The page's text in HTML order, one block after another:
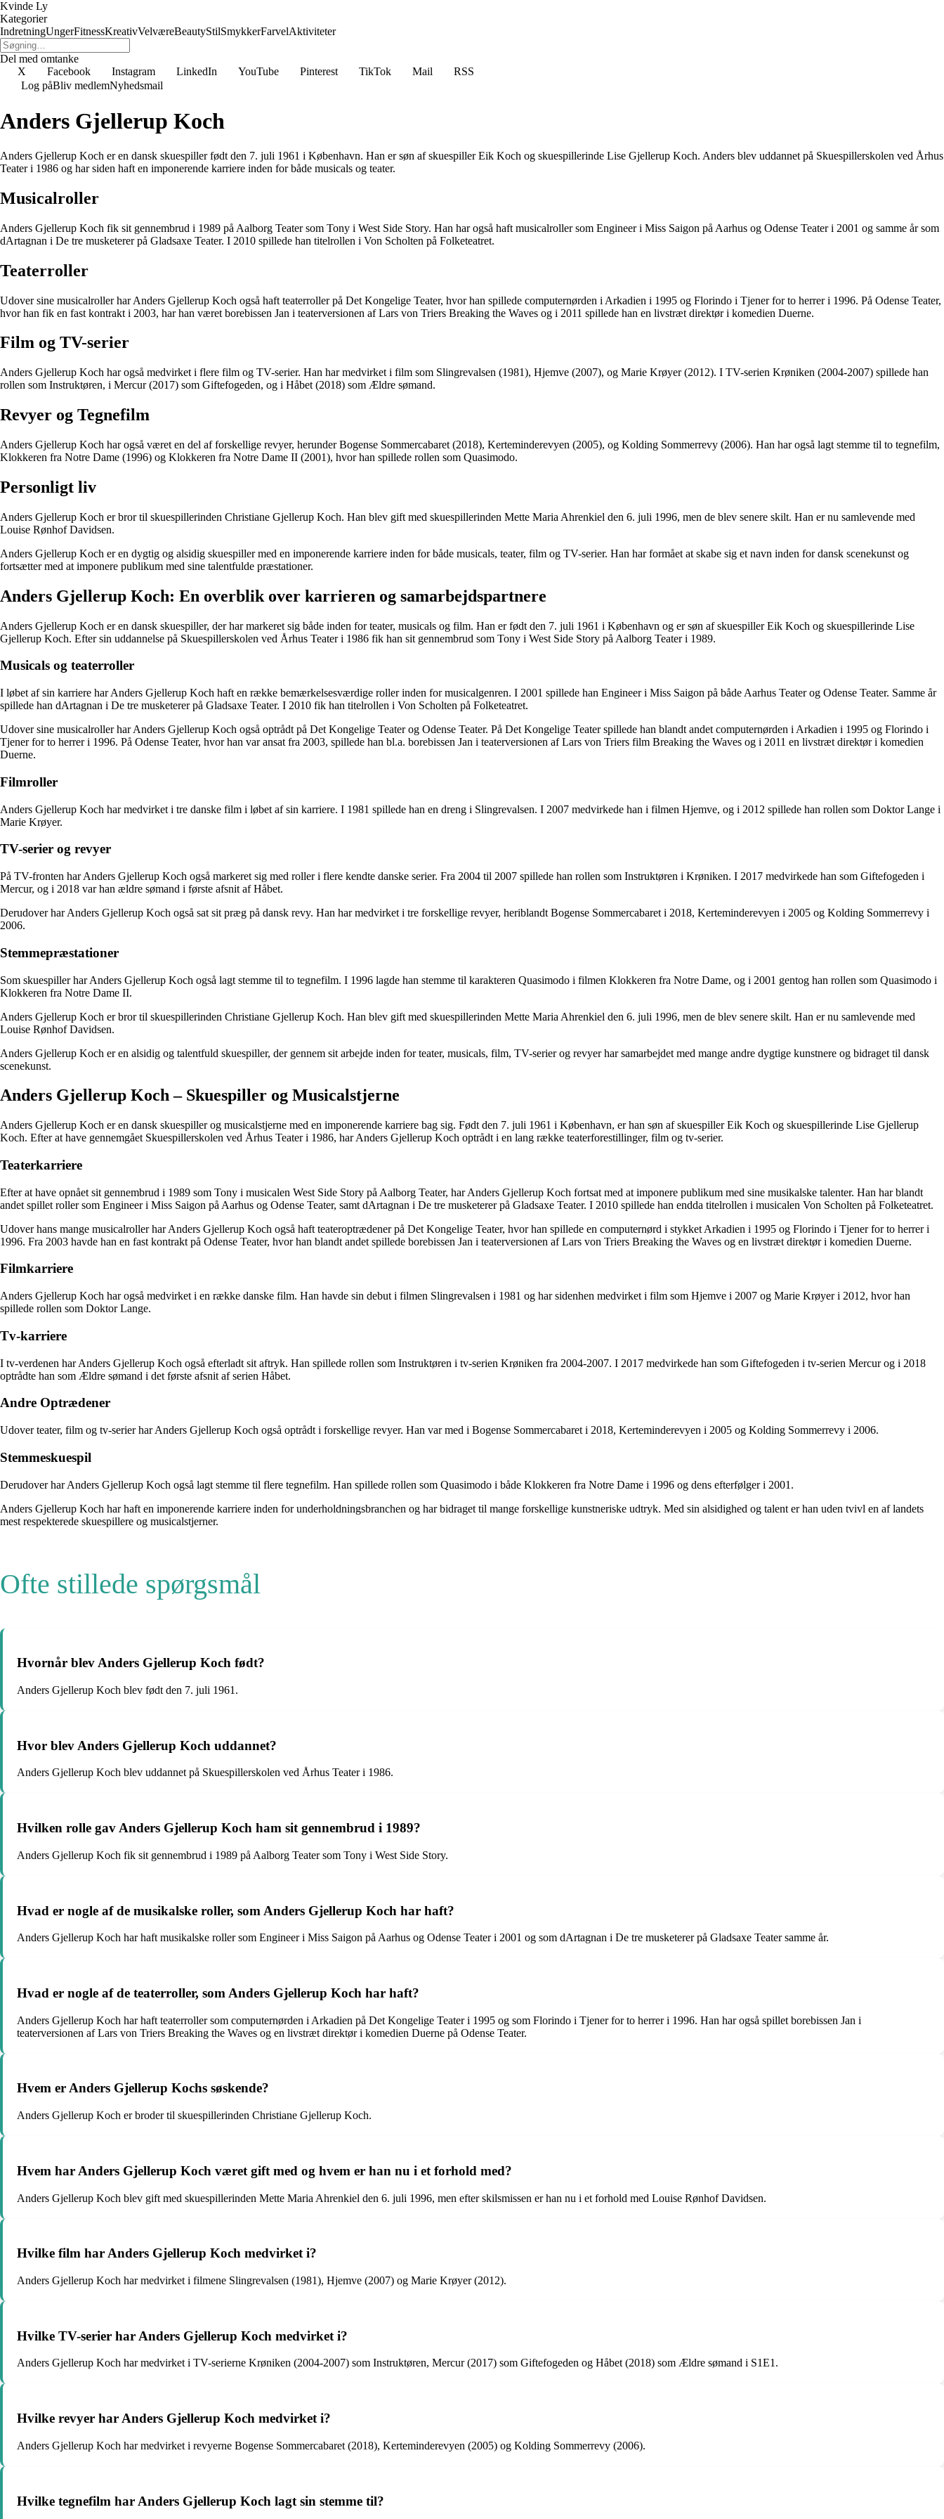
Kvinde Ly
Kategorier
IndretningUngerFitnessKreativVelværeBeautyStilSmykkerFarvelAktiviteter
Del med omtanke
X
Facebook Instagram LinkedIn YouTube Pinterest TikTok Mail
RSS
Log påBliv medlemNyhedsmail
Anders Gjellerup Koch
Anders Gjellerup Koch er en dansk skuespiller født den 7. juli 1961 i København. Han er søn af skuespiller Eik Koch og skuespillerinde Lise Gjellerup Koch. Anders blev uddannet på Skuespillerskolen ved Århus
Teater i 1986 og har siden haft en imponerende karriere inden for både musicals og teater.
Musicalroller
Anders Gjellerup Koch fik sit gennembrud i 1989 på Aalborg Teater som Tony i West Side Story. Han har også haft musicalroller som Engineer i Miss Saigon på Aarhus og Odense Teater i 2001 og samme år som
dArtagnan i De tre musketerer på Gladsaxe Teater. I 2010 spillede han titelrollen i Von Scholten på Folketeatret.
Teaterroller
Udover sine musicalroller har Anders Gjellerup Koch også haft teaterroller på Det Kongelige Teater, hvor han spillede computernørden i Arkadien i 1995 og Florindo i Tjener for to herrer i 1996. På Odense Teater,
hvor han fik en fast kontrakt i 2003, har han været borebissen Jan i teaterversionen af Lars von Triers Breaking the Waves og i 2011 spillede han en livstræt direktør i komedien Duerne.
Film og TV-serier
Anders Gjellerup Koch har også medvirket i flere film og TV-serier. Han har medvirket i film som Slingrevalsen (1981), Hjemve (2007), og Marie Krøyer (2012). I TV-serien Krøniken (2004-2007) spillede han
rollen som Instruktøren, i Mercur (2017) som Giftefogeden, og i Håbet (2018) som Ældre sømand.
Revyer og Tegnefilm
Anders Gjellerup Koch har også været en del af forskellige revyer, herunder Bogense Sommercabaret (2018), Kerteminderevyen (2005), og Kolding Sommerrevy (2006). Han har også lagt stemme til to tegnefilm,
Klokkeren fra Notre Dame (1996) og Klokkeren fra Notre Dame II (2001), hvor han spillede rollen som Quasimodo.
Personligt liv
Anders Gjellerup Koch er bror til skuespillerinden Christiane Gjellerup Koch. Han blev gift med skuespillerinden Mette Maria Ahrenkiel den 6. juli 1996, men de blev senere skilt. Han er nu samlevende med
Louise Rønhof Davidsen.
Anders Gjellerup Koch er en dygtig og alsidig skuespiller med en imponerende karriere inden for både musicals, teater, film og TV-serier. Han har formået at skabe sig et navn inden for dansk scenekunst og
fortsætter med at imponere publikum med sine talentfulde præstationer.
Anders Gjellerup Koch: En overblik over karrieren og samarbejdspartnere
Anders Gjellerup Koch er en dansk skuespiller, der har markeret sig både inden for teater, musicals og film. Han er født den 7. juli 1961 i København og er søn af skuespiller Eik Koch og skuespillerinde Lise
Gjellerup Koch. Efter sin uddannelse på Skuespillerskolen ved Århus Teater i 1986 fik han sit gennembrud som Tony i West Side Story på Aalborg Teater i 1989.
Musicals og teaterroller
I løbet af sin karriere har Anders Gjellerup Koch haft en række bemærkelsesværdige roller inden for musicalgenren. I 2001 spillede han Engineer i Miss Saigon på både Aarhus Teater og Odense Teater. Samme år
spillede han dArtagnan i De tre musketerer på Gladsaxe Teater. I 2010 fik han titelrollen i Von Scholten på Folketeatret.
Udover sine musicalroller har Anders Gjellerup Koch også optrådt på Det Kongelige Teater og Odense Teater. På Det Kongelige Teater spillede han blandt andet computernørden i Arkadien i 1995 og Florindo i
Tjener for to herrer i 1996. På Odense Teater, hvor han var ansat fra 2003, spillede han bl.a. borebissen Jan i teaterversionen af Lars von Triers film Breaking the Waves og i 2011 en livstræt direktør i komedien
Duerne.
Filmroller
Anders Gjellerup Koch har medvirket i tre danske film i løbet af sin karriere. I 1981 spillede han en dreng i Slingrevalsen. I 2007 medvirkede han i filmen Hjemve, og i 2012 spillede han rollen som Doktor Lange i
Marie Krøyer.
TV-serier og revyer
På TV-fronten har Anders Gjellerup Koch også markeret sig med roller i flere kendte danske serier. Fra 2004 til 2007 spillede han rollen som Instruktøren i Krøniken. I 2017 medvirkede han som Giftefogeden i
Mercur, og i 2018 var han ældre sømand i første afsnit af Håbet.
Derudover har Anders Gjellerup Koch også sat sit præg på dansk revy. Han har medvirket i tre forskellige revyer, heriblandt Bogense Sommercabaret i 2018, Kerteminderevyen i 2005 og Kolding Sommerrevy i
2006.
Stemmepræstationer
Som skuespiller har Anders Gjellerup Koch også lagt stemme til to tegnefilm. I 1996 lagde han stemme til karakteren Quasimodo i filmen Klokkeren fra Notre Dame, og i 2001 gentog han rollen som Quasimodo i
Klokkeren fra Notre Dame II.
Anders Gjellerup Koch er bror til skuespillerinden Christiane Gjellerup Koch. Han blev gift med skuespillerinden Mette Maria Ahrenkiel den 6. juli 1996, men de blev senere skilt. Han er nu samlevende med
Louise Rønhof Davidsen.
Anders Gjellerup Koch er en alsidig og talentfuld skuespiller, der gennem sit arbejde inden for teater, musicals, film, TV-serier og revyer har samarbejdet med mange andre dygtige kunstnere og bidraget til dansk
scenekunst.
Anders Gjellerup Koch – Skuespiller og Musicalstjerne
Anders Gjellerup Koch er en dansk skuespiller og musicalstjerne med en imponerende karriere bag sig. Født den 7. juli 1961 i København, er han søn af skuespiller Eik Koch og skuespillerinde Lise Gjellerup
Koch. Efter at have gennemgået Skuespillerskolen ved Århus Teater i 1986, har Anders Gjellerup Koch optrådt i en lang række teaterforestillinger, film og tv-serier.
Teaterkarriere
Efter at have opnået sit gennembrud i 1989 som Tony i musicalen West Side Story på Aalborg Teater, har Anders Gjellerup Koch fortsat med at imponere publikum med sine musikalske talenter. Han har blandt
andet spillet roller som Engineer i Miss Saigon på Aarhus og Odense Teater, samt dArtagnan i De tre musketerer på Gladsaxe Teater. I 2010 spillede han endda titelrollen i musicalen Von Scholten på Folketeatret.
Udover hans mange musicalroller har Anders Gjellerup Koch også haft teateroptrædener på Det Kongelige Teater, hvor han spillede en computernørd i stykket Arkadien i 1995 og Florindo i Tjener for to herrer i
1996. Fra 2003 havde han en fast kontrakt på Odense Teater, hvor han blandt andet spillede borebissen Jan i teaterversionen af Lars von Triers Breaking the Waves og en livstræt direktør i komedien Duerne.
Filmkarriere
Anders Gjellerup Koch har også medvirket i en række danske film. Han havde sin debut i filmen Slingrevalsen i 1981 og har sidenhen medvirket i film som Hjemve i 2007 og Marie Krøyer i 2012, hvor han
spillede rollen som Doktor Lange.
Tv-karriere
I tv-verdenen har Anders Gjellerup Koch også efterladt sit aftryk. Han spillede rollen som Instruktøren i tv-serien Krøniken fra 2004-2007. I 2017 medvirkede han som Giftefogeden i tv-serien Mercur og i 2018
optrådte han som Ældre sømand i det første afsnit af serien Håbet.
Andre Optrædener
Udover teater, film og tv-serier har Anders Gjellerup Koch også optrådt i forskellige revyer. Han var med i Bogense Sommercabaret i 2018, Kerteminderevyen i 2005 og Kolding Sommerrevy i 2006.
Stemmeskuespil
Derudover har Anders Gjellerup Koch også lagt stemme til flere tegnefilm. Han spillede rollen som Quasimodo i både Klokkeren fra Notre Dame i 1996 og dens efterfølger i 2001.
Anders Gjellerup Koch har haft en imponerende karriere inden for underholdningsbranchen og har bidraget til mange forskellige kunstneriske udtryk. Med sin alsidighed og talent er han uden tvivl en af landets
mest respekterede skuespillere og musicalstjerner.
Ofte stillede spørgsmål
Hvornår blev Anders Gjellerup Koch født?
Anders Gjellerup Koch blev født den 7. juli 1961.
Hvor blev Anders Gjellerup Koch uddannet?
Anders Gjellerup Koch blev uddannet på Skuespillerskolen ved Århus Teater i 1986.
Hvilken rolle gav Anders Gjellerup Koch ham sit gennembrud i 1989?
Anders Gjellerup Koch fik sit gennembrud i 1989 på Aalborg Teater som Tony i West Side Story.
Hvad er nogle af de musikalske roller, som Anders Gjellerup Koch har haft?
Anders Gjellerup Koch har haft musikalske roller som Engineer i Miss Saigon på Aarhus og Odense Teater i 2001 og som dArtagnan i De tre musketerer på Gladsaxe Teater samme år.
Hvad er nogle af de teaterroller, som Anders Gjellerup Koch har haft?
Anders Gjellerup Koch har haft teaterroller som computernørden i Arkadien på Det Kongelige Teater i 1995 og som Florindo i Tjener for to herrer i 1996. Han har også spillet borebissen Jan i
teaterversionen af Lars von Triers Breaking the Waves og en livstræt direktør i komedien Duerne på Odense Teater.
Hvem er Anders Gjellerup Kochs søskende?
Anders Gjellerup Koch er broder til skuespillerinden Christiane Gjellerup Koch.
Hvem har Anders Gjellerup Koch været gift med og hvem er han nu i et forhold med?
Anders Gjellerup Koch blev gift med skuespillerinden Mette Maria Ahrenkiel den 6. juli 1996, men efter skilsmissen er han nu i et forhold med Louise Rønhof Davidsen.
Hvilke film har Anders Gjellerup Koch medvirket i?
Anders Gjellerup Koch har medvirket i filmene Slingrevalsen (1981), Hjemve (2007) og Marie Krøyer (2012).
Hvilke TV-serier har Anders Gjellerup Koch medvirket i?
Anders Gjellerup Koch har medvirket i TV-serierne Krøniken (2004-2007) som Instruktøren, Mercur (2017) som Giftefogeden og Håbet (2018) som Ældre sømand i S1E1.
Hvilke revyer har Anders Gjellerup Koch medvirket i?
Anders Gjellerup Koch har medvirket i revyerne Bogense Sommercabaret (2018), Kerteminderevyen (2005) og Kolding Sommerrevy (2006).
Hvilke tegnefilm har Anders Gjellerup Koch lagt sin stemme til?